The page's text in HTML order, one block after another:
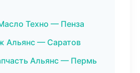
Техно — Пенза
Альянс — Саратов
Альянс — Пермь